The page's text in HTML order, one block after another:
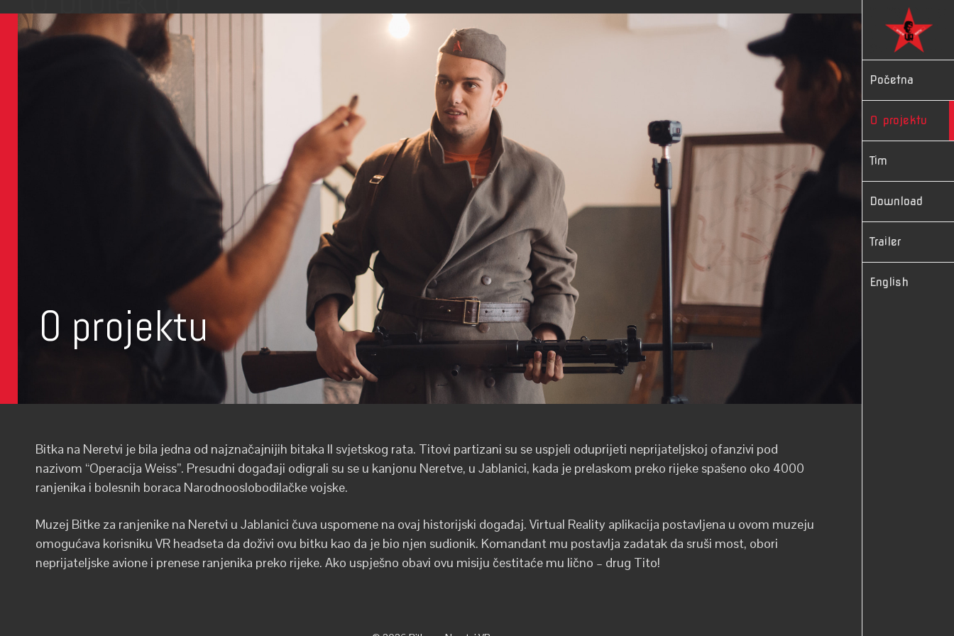
content
Početna
O projektu
Tim
Download
Trailer
English
O projektu
Bitka na Neretvi je bila jedna od najznačajnijih bitaka II svjetskog rata. Titovi partizani su se uspjeli oduprijeti neprijateljskoj ofanzivi pod
nazivom “Operacija Weiss”. Presudni događaji odigrali su se u kanjonu Neretve, u Jablanici, kada je prelaskom preko rijeke spašeno oko 4000
ranjenika i bolesnih boraca Narodnooslobodilačke vojske.
Muzej Bitke za ranjenike na Neretvi u Jablanici čuva uspomene na ovaj historijski događaj. Virtual Reality aplikacija postavljena u ovom muzeju
omogućava korisniku VR headseta da doživi ovu bitku kao da je bio njen sudionik. Komandant mu postavlja zadatak da sruši most, obori
neprijateljske avione i prenese ranjenika preko rijeke. Ako uspješno obavi ovu misiju čestitaće mu lično – drug Tito!